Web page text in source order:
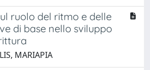
ruolo del ritmo e delle
di base nello sviluppo
MARIAPIA